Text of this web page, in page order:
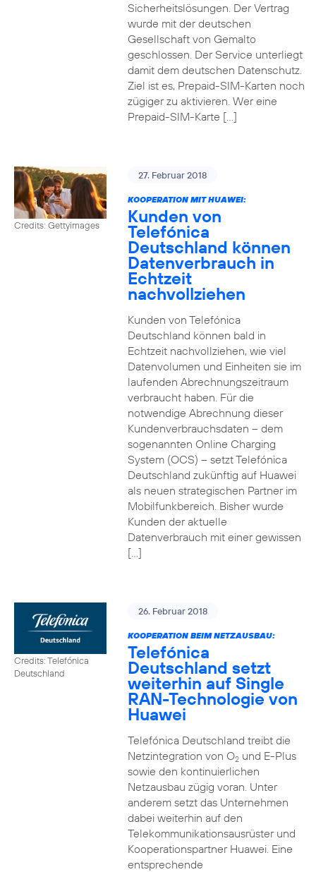
Sicherheitslösungen. Der Vertrag
wurde mit der deutschen
Gesellschaft von Gemalto
geschlossen. Der Service unterliegt
damit dem deutschen Datenschutz.
Ziel ist es, Prepaid-SIM-Karten noch
zügiger zu aktivieren. Wer eine
Prepaid-SIM-Karte […]
Credits: Gettyimages
27. Februar 2018
KOOPERATION MIT HUAWEI:
Kunden von
Telefónica
Deutschland können
Datenverbrauch in
Echtzeit
nachvollziehen
Kunden von Telefónica
Deutschland können bald in
Echtzeit nachvollziehen, wie viel
Datenvolumen und Einheiten sie im
laufenden Abrechnungszeitraum
verbraucht haben. Für die
notwendige Abrechnung dieser
Kundenverbrauchsdaten – dem
sogenannten Online Charging
System (OCS) – setzt Telefónica
Deutschland zukünftig auf Huawei
als neuen strategischen Partner im
Mobilfunkbereich. Bisher wurde
Kunden der aktuelle
Datenverbrauch mit einer gewissen
[…]
Credits: Telefónica
Deutschland
26. Februar 2018
KOOPERATION BEIM NETZAUSBAU:
Telefónica
Deutschland setzt
weiterhin auf Single
RAN-Technologie von
Huawei
Telefónica Deutschland treibt die
Netzintegration von O2und E-Plus
sowie den kontinuierlichen
Netzausbau zügig voran. Unter
anderem setzt das Unternehmen
dabei weiterhin auf den
Telekommunikationsausrüster und
Kooperationspartner Huawei. Eine
entsprechende